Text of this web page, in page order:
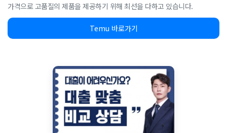
가격으로 고품질의 제품을 제공하기 위해 최선을 다하고 있습니다.
Temu 바로가기